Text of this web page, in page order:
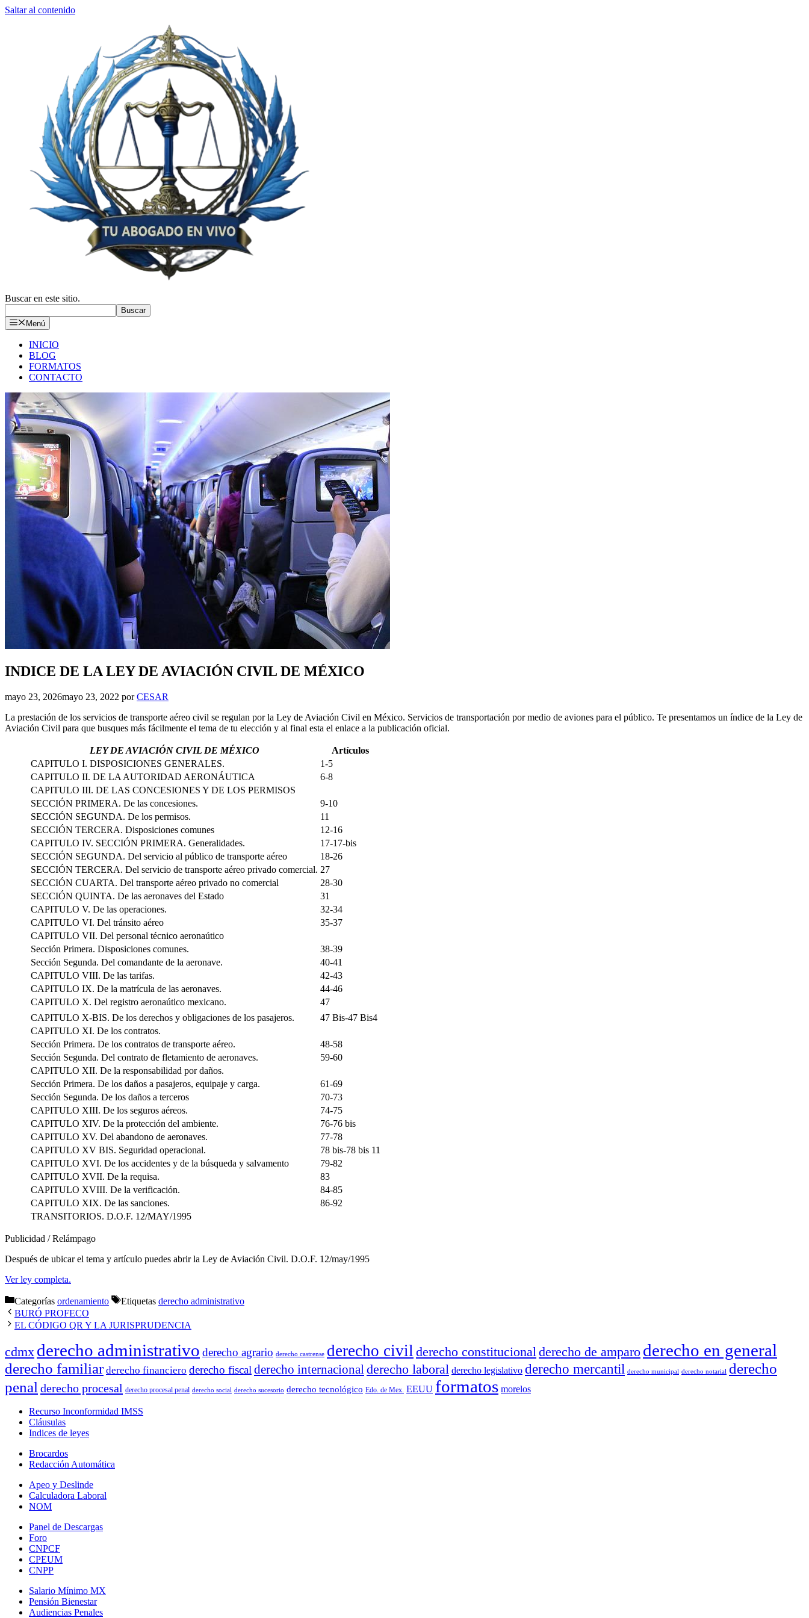
Saltar al contenido
Buscar en este sitio.
Buscar
Menú
INICIO
BLOG
FORMATOS
CONTACTO
INDICE DE LA LEY DE AVIACIÓN CIVIL DE MÉXICO
mayo 23, 2026mayo 23, 2022 porCESAR
La prestación de los servicios de transporte aéreo civil se regulan por la Ley de Aviación Civil en México. Servicios de transportación por medio de aviones para el público. Te presentamos un índice de la Ley de
Aviación Civil para que busques más fácilmente el tema de tu elección y al final esta el enlace a la publicación oficial.
LEY DE AVIACIÓN CIVIL DE MÉXICO
Artículos
CAPITULO I. DISPOSICIONES GENERALES.
1-5
CAPITULO II. DE LA AUTORIDAD AERONÁUTICA
6-8
CAPITULO III. DE LAS CONCESIONES Y DE LOS PERMISOS
SECCIÓN PRIMERA. De las concesiones.
9-10
SECCIÓN SEGUNDA. De los permisos.
11
SECCIÓN TERCERA. Disposiciones comunes
12-16
CAPITULO IV. SECCIÓN PRIMERA. Generalidades.
17-17-bis
SECCIÓN SEGUNDA. Del servicio al público de transporte aéreo
18-26
SECCIÓN TERCERA. Del servicio de transporte aéreo privado comercial. 27
SECCIÓN CUARTA. Del transporte aéreo privado no comercial
28-30
SECCIÓN QUINTA. De las aeronaves del Estado
31
CAPITULO V. De las operaciones.
32-34
CAPITULO VI. Del tránsito aéreo
35-37
CAPITULO VII. Del personal técnico aeronaútico
Sección Primera. Disposiciones comunes.
38-39
Sección Segunda. Del comandante de la aeronave.
40-41
CAPITULO VIII. De las tarifas.
42-43
CAPITULO IX. De la matrícula de las aeronaves.
44-46
CAPITULO X. Del registro aeronaútico mexicano.
47
CAPITULO X-BIS. De los derechos y obligaciones de los pasajeros.
47 Bis-47 Bis4
CAPITULO XI. De los contratos.
Sección Primera. De los contratos de transporte aéreo.
48-58
Sección Segunda. Del contrato de fletamiento de aeronaves.
59-60
CAPITULO XII. De la responsabilidad por daños.
Sección Primera. De los daños a pasajeros, equipaje y carga.
61-69
Sección Segunda. De los daños a terceros
70-73
CAPITULO XIII. De los seguros aéreos.
74-75
CAPITULO XIV. De la protección del ambiente.
76-76 bis
CAPITULO XV. Del abandono de aeronaves.
77-78
CAPITULO XV BIS. Seguridad operacional.
78 bis-78 bis 11
CAPITULO XVI. De los accidentes y de la búsqueda y salvamento
79-82
CAPITULO XVII. De la requisa.
83
CAPITULO XVIII. De la verificación.
84-85
CAPITULO XIX. De las sanciones.
86-92
TRANSITORIOS. D.O.F. 12/MAY/1995
Publicidad / Relámpago
Después de ubicar el tema y artículo puedes abrir la Ley de Aviación Civil. D.O.F. 12/may/1995
Ver ley completa.
Categorías ordenamiento Etiquetas derecho administrativo
BURÓ PROFECO
EL CÓDIGO QR Y LA JURISPRUDENCIA
cdmx derecho administrativo derecho agrario derecho castrense derecho civil derecho constitucionalderecho de amparo derecho en general
derecho familiar derecho financiero derecho fiscal derecho internacionalderecho laboral derecho legislativo derecho mercantil derecho municipal derecho notarial
derecho
penal derecho procesal derecho procesal penal derecho social derecho sucesorio derecho tecnológico Edo. de Mex. EEUU formatos morelos
Recurso Inconformidad IMSS
Cláusulas
Indices de leyes
Brocardos
Redacción Automática
Apeo y Deslinde
Calculadora Laboral
NOM
Panel de Descargas
Foro
CNPCF
CPEUM
CNPP
Salario Mínimo MX
Pensión Bienestar
Audiencias Penales